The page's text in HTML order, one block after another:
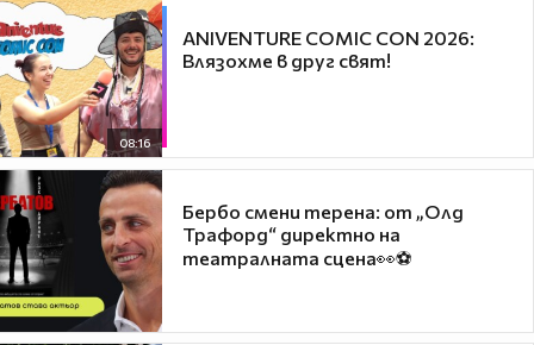
08:16
ANIVENTURE COMIC CON 2026:
Влязохме в друг свят!
Бербо смени терена: от „Олд
Трафорд“ директно на
театралната сцена👀⚽